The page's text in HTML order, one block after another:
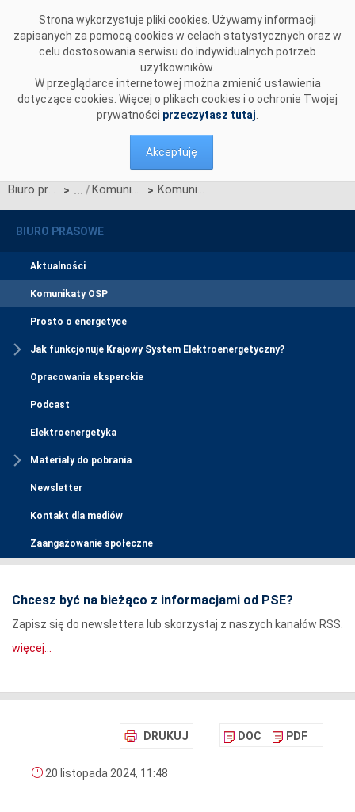
Strona wykorzystuje pliki cookies. Używamy informacji
zapisanych za pomocą cookies w celach statystycznych oraz w
celu dostosowania serwisu do indywidualnych potrzeb
użytkowników.
W przeglądarce internetowej można zmienić ustawienia
dotyczące cookies. Więcej o plikach cookies i o ochronie Twojej
prywatności przeczytasz tutaj
Akceptuję
Biuro prasowe > Komunikaty OSP > Komunikat dotyczący prawa do rekompensaty za redysponowanie nierynkowe instalacji FW w dniu 18 listopada 2024 roku
BIURO PRASOWE
Aktualności
Komunikaty OSP
Prosto o energetyce
Jak funkcjonuje Krajowy System Elektroenergetyczny?
Opracowania eksperckie
Podcast
Elektroenergetyka
Materiały do pobrania
Newsletter
Kontakt dla mediów
Zaangażowanie społeczne
Chcesz być na bieżąco z informacjami od PSE?
Zapisz się do newslettera lub skorzystaj z naszych kanałów RSS.
więcej...
DRUKUJ DOC PDF
20 listopada 2024, 11:48